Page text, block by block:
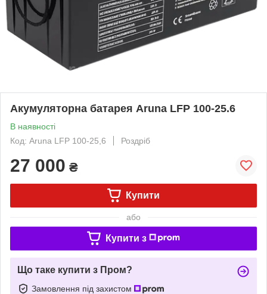
Акумуляторна батарея Aruna LFP 100-25.6
В наявності
Код: Aruna LFP 100-25,6
Роздріб
27 000 ₴
Купити
або
Купити з
Що таке купити з Пром?
Замовлення під захистом